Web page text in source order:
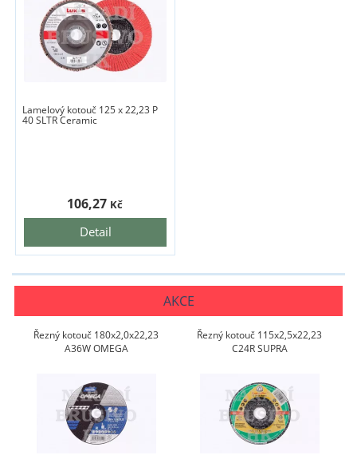
Lamelový kotouč 125 x 22,23 P
40 SLTR Ceramic
Detail
106,27 Kč
AKCE
Řezný kotouč 180x2,0x22,23
A36W OMEGA
Řezný kotouč 115x2,5x22,23
C24R SUPRA